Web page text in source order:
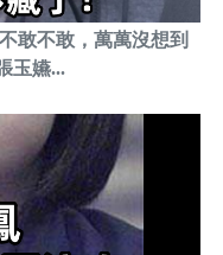
敢不敢，萬萬沒想到
玉嬿...